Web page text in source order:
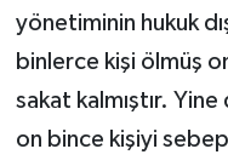
yönetiminin hukuk
binlerce kişi ölmüş
sakat kalmıştır.
on bince kişiyi